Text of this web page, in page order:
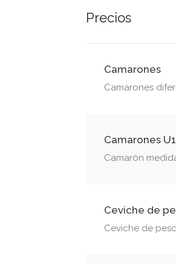
Precios
Camarones
Camarones
Camarones
Camarón
Ceviche de
Ceviche de